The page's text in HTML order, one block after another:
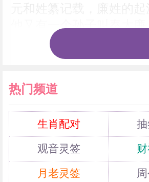
他又有一个孙子叫秦大
记载，元朝时，有一个
肃政廉访使，不久，他
世称河东望。姓苑：颛
河东郡（今山西省夏县
三、历史名人
廉 洁：字子庸，一字子
为孔门七十二贤人之一。
热门频道
生肖配对
观音灵签
月老灵签